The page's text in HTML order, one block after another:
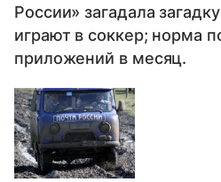
России» загадала
играют в соккер; норма
приложений в месяц.